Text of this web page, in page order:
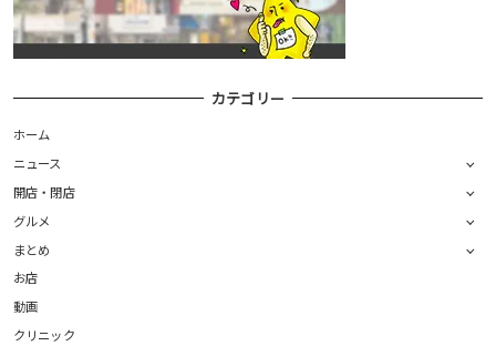
カテゴリー
ホーム
ニュース
開店・閉店
グルメ
まとめ
お店
動画
クリニック